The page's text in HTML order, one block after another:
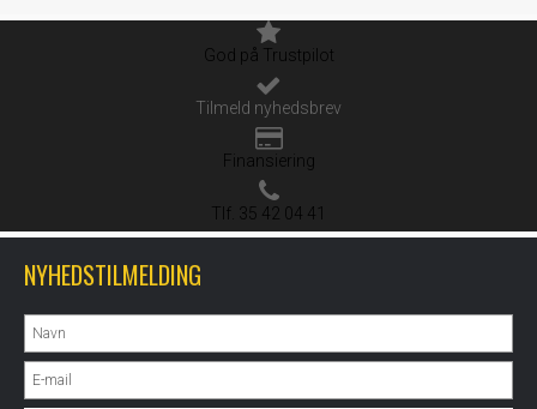
God på Trustpilot
Tilmeld nyhedsbrev
Finansiering
Tlf. 35 42 04 41
NYHEDSTILMELDING